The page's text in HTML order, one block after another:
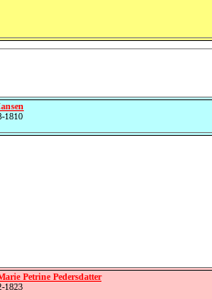
1810
Petrine Pedersdatter
1823